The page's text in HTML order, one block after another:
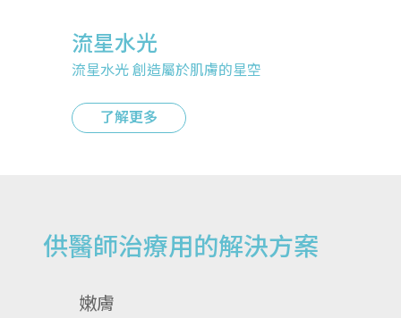
四級雷射
幫助愛寵再生跑跳力
了解更多
供醫師治療用的解決方案
嫩膚